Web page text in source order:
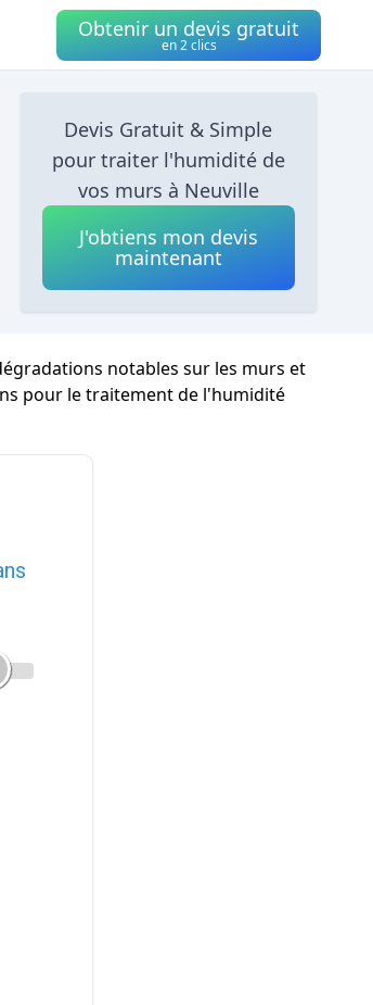
Obtenir un devis gratuit
en 2 clics
Devis Gratuit & Simple
pour traiter l'humidité de
vos murs à Neuville
J'obtiens mon devis
maintenant
notables sur les murs et
pour le traitement de l'humidité